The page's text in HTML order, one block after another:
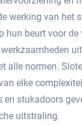
werking van het
hun beurt voor
alle normen.
elke
en stukadoors
uitstraling.